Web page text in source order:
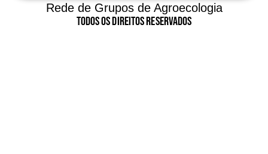
Rede de Grupos de Agroecologia
Todos Os Direitos Reservados